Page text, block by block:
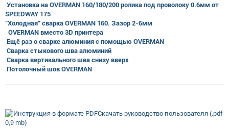
Установка на OVERMAN 160/180/200 ролика под проволоку 0.6мм от
SPEEDWAY 175
"Холодная" сварка OVERMAN 160. Зазор 2-6мм
OVERMAN вместо 3D принтера
Ещё раз о сварке алюминия с помощью OVERMAN
Сварка стыкового шва алюминий
Сварка вертикального шва снизу вверх
Потолочный шов OVERMAN
Скачать руководство пользователя (.pdf
0,9 mb)